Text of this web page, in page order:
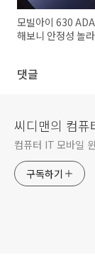
모빌아이 630
해보니 안정성 놀
댓글
씨디맨의 컴퓨
컴퓨터 IT 모바일
구독하기